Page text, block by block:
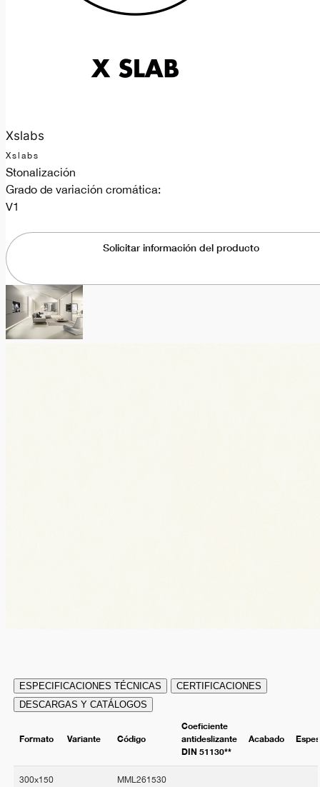
Xslabs
Xslabs
Stonalización
Grado de variación cromática:
V1
Solicitar información del producto
ESPECIFICACIONES TÉCNICAS
CERTIFICACIONES
DESCARGAS Y CATÁLOGOS
Formato Variante Código
Coeficiente
antideslizante
DIN 51130**
Acabado
300x150
MML261530